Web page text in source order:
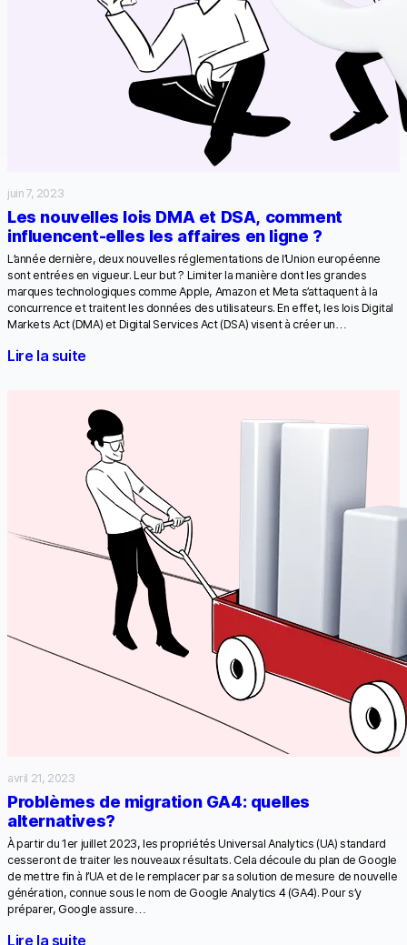
juin 7, 2023
Les nouvelles lois DMA et DSA, comment
influencent-elles les affaires en ligne ?
L’année dernière, deux nouvelles réglementations de l’Union européenne
sont entrées en vigueur. Leur but ? Limiter la manière dont les grandes
marques technologiques comme Apple, Amazon et Meta s’attaquent à la
concurrence et traitent les données des utilisateurs. En effet, les lois Digital
Markets Act (DMA) et Digital Services Act (DSA) visent à créer un…
Lire la suite
avril 21, 2023
Problèmes de migration GA4: quelles
alternatives?
À partir du 1er juillet 2023, les propriétés Universal Analytics (UA) standard
cesseront de traiter les nouveaux résultats. Cela découle du plan de Google
de mettre fin à l’UA et de le remplacer par sa solution de mesure de nouvelle
génération, connue sous le nom de Google Analytics 4 (GA4). Pour s’y
préparer, Google assure…
Lire la suite